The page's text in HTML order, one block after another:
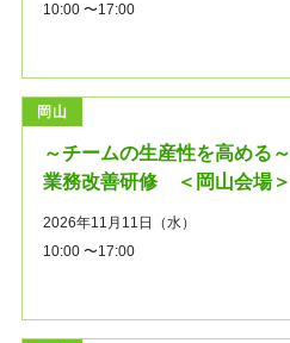
10:00 〜17:00
岡山
～チームの生産性を高める～
業務改善研修 ＜岡山会場＞
2026年11月11日（水）
10:00 〜17:00